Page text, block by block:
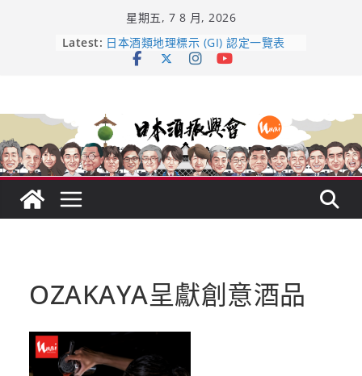
星期五, 7 8 月, 2026
Latest: 龜之井酒造：口說上手 – 山形純米大
吟釀的堅持與傳承 ～ くどき上手
響 𝟭𝟮 年 復活了!
【酒業商戰】130年老酒藏殺入股票
市場！梅乃宿上市背後的密碼
OZAKAYA呈獻創意酒品